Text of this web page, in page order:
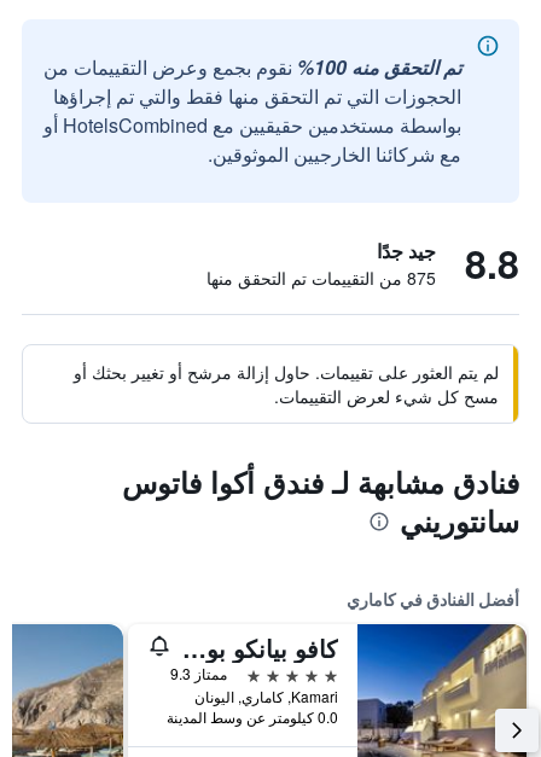
تم التحقق منه 100%
نقوم بجمع وعرض التقييمات من
الحجوزات التي تم التحقق منها فقط والتي تم إجراؤها
بواسطة مستخدمين حقيقيين مع HotelsCombined أو
مع شركائنا الخارجيين الموثوقين.
8.8 جيد جدًا
875 من التقييمات تم التحقق منها
لم يتم العثور على تقييمات. حاول إزالة مرشح أو تغيير بحثك أو
مسح كل شيء لعرض التقييمات.
فنادق مشابهة لـ فندق أكوا فاتوس
سانتوريني
أفضل الفنادق في كاماري
كافو بيانكو بوتيك هوتل آند سبا
5 نجوم
ممتاز 9.3
Kamari, كاماري, اليونان
0.0 كيلومتر عن وسط المدينة